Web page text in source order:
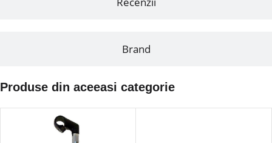
Brand
Produse din aceeasi categorie